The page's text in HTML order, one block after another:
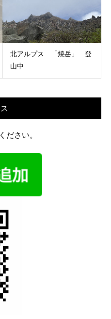
北アルプス 「焼岳」 登
山中
ださい。